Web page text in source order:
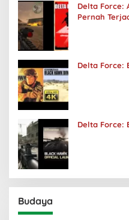
Delta Force:
Pernah
Delta Force:
Delta Force:
Budaya